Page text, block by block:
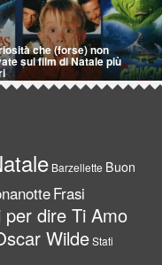
che (forse) non
sui film di Natale più
Barzellette Buon
Frasi
per dire Ti Amo
WildeStati